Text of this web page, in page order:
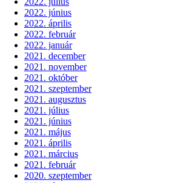
2022. június
2022. április
2022. február
2022. január
2021. december
2021. november
2021. október
2021. szeptember
2021. augusztus
2021. július
2021. június
2021. május
2021. április
2021. március
2021. február
2020. szeptember